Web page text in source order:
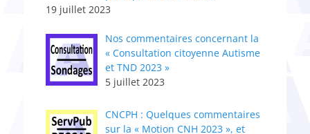
19 juillet 2023
Nos commentaires concernant la
« Consultation citoyenne Autisme
et TND 2023 »
5 juillet 2023
CNCPH : Quelques commentaires
sur la « Motion CNH 2023 », et